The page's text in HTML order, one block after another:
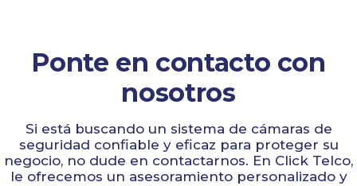
Ponte en contacto con
nosotros
Si está buscando un sistema de cámaras de
seguridad confiable y eficaz para proteger su
negocio, no dude en contactarnos. En Click Telco,
le ofrecemos un asesoramiento personalizado y